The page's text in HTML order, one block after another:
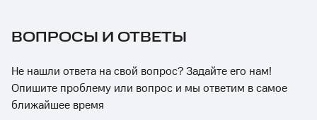
ВОПРОСЫ И ОТВЕТЫ
Не нашли ответа на свой вопрос? Задайте его нам!
Опишите проблему или вопрос и мы ответим в самое
ближайшее время